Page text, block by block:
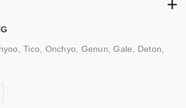
Tico, Onchyo, Genun, Gale, Deton,